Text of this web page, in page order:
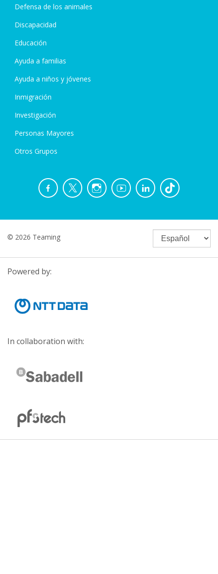
Defensa de los animales
Discapacidad
Educación
Ayuda a familias
Ayuda a niños y jóvenes
Inmigración
Investigación
Personas Mayores
Otros Grupos
© 2026 Teaming
Powered by:
In collaboration with: